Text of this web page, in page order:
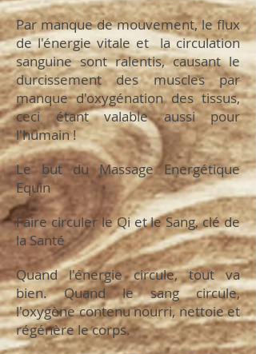
Par manque de mouvement, le flux
de l'énergie vitale et la circulation
sanguine sont ralentis, causant le
durcissement des muscles par
manque d'oxygénation des tissus,
ceci étant valable aussi pour
l'humain !
Le but du Massage Energétique
Equin
Faire circuler le Qi et le Sang, clé de
la Santé
Quand l'énergie circule, tout va
bien. Quand le sang circule,
l'oxygène contenu nourri, nettoie et
régénère le corps.